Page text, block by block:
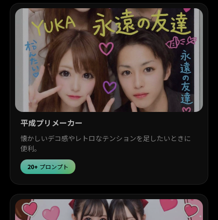
平成プリメーカー
懐かしいデコ感やレトロなテンションを足したいときに
便利。
20+ プロンプト